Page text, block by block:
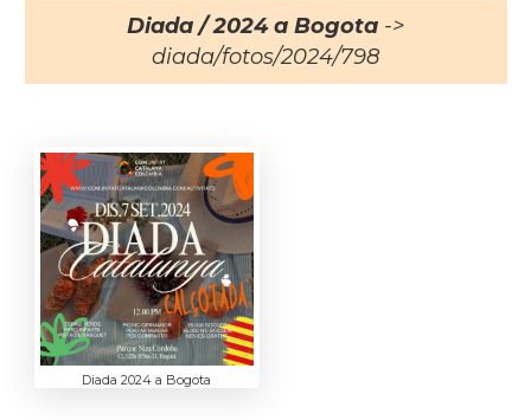
Diada / 2024 a Bogota ->
diada/fotos/2024/798
Diada 2024 a Bogota